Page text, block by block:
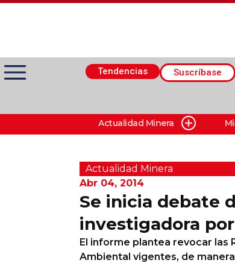
Tendencias Suscríbase
Actualidad Minera
Minería Superficie
Minerí­a Subterránea
Actualidad Minera
Actualidad Minera
Abr 04, 2014
Se inicia debate
investigadora
El informe plantea revocar las
Ambiental vigentes, de